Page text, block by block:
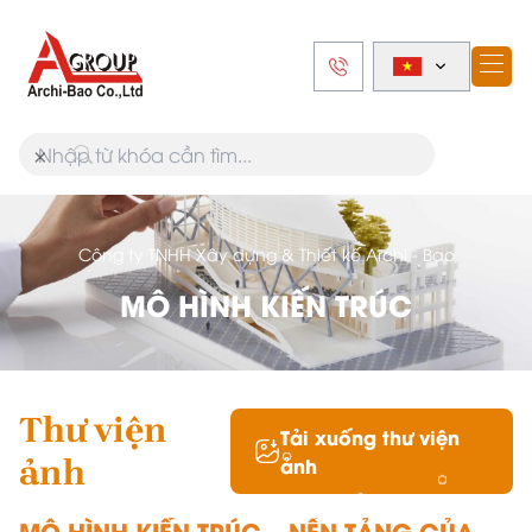
×
Công ty TNHH Xây dựng & Thiết kế Archi - Bao
MÔ HÌNH KIẾN TRÚC
Thư viện
ảnh
Tải xuống thư viện
ảnh